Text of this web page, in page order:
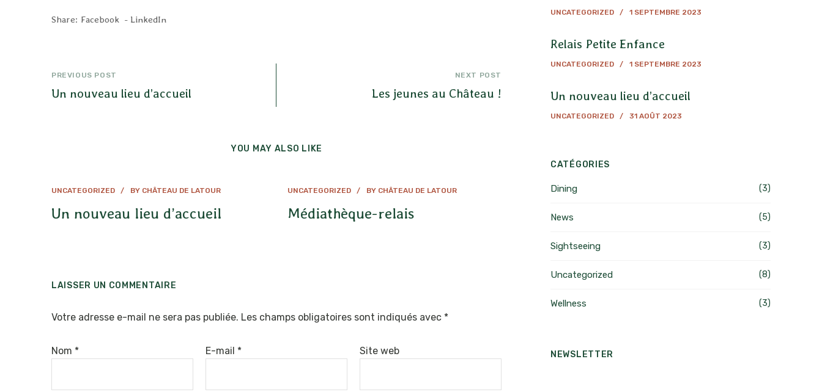
Share: Facebook LinkedIn
Navigation
de
PREVIOUS POST
Un nouveau lieu d’accueil
NEXT POST
Les jeunes au Château !
YOU MAY ALSO LIKE
UNCATEGORIZED BY CHÂTEAU DE LATOUR
Un nouveau lieu d’accueil
UNCATEGORIZED BY CHÂTEAU DE LATOUR
Médiathèque-relais
LAISSER UN COMMENTAIRE
Votre adresse e-mail ne sera pas publiée. Les champs obligatoires sont indiqués avec *
Nom * E-mail * Site web
UNCATEGORIZED 1 SEPTEMBRE 2023
Relais Petite Enfance
UNCATEGORIZED 1 SEPTEMBRE 2023
Un nouveau lieu d’accueil
UNCATEGORIZED 31 AOÛT 2023
CATÉGORIES
Dining (3)
News (5)
Sightseeing (3)
Uncategorized (8)
Wellness (3)
NEWSLETTER